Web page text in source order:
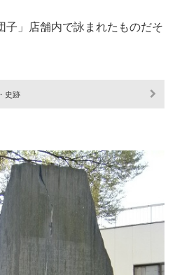
」店舗内で詠まれたものだそ
史跡